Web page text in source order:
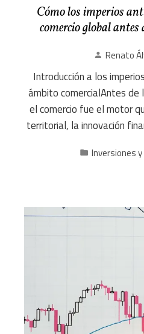
Cómo los imperios
comercio global
Renato
Introducción a los
ámbito comercialAntes de
el comercio fue el motor
territorial, la innovación
Inversiones